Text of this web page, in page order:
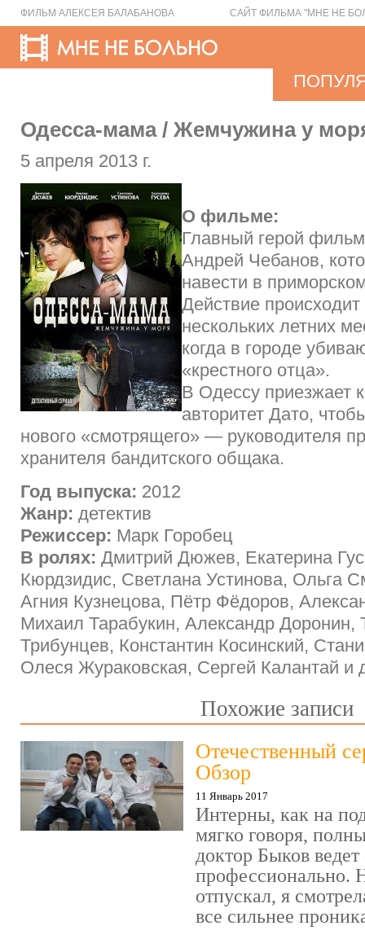
ФИЛЬМ АЛЕКСЕЯ БАЛАБАНОВА САЙТ ФИЛЬМА "МНЕ НЕ
Одесса-мама / Жемчужина у
5 апреля 2013 г.
О фильме:
Главный герой
Андрей Чебанов,
навести в
Действие происходит
нескольких летних
когда в городе
«крестного отца».
В Одессу приезжает
авторитет Дато,
нового «смотрящего» — руководителя
хранителя бандитского общака.
Год выпуска: 2012
Жанр: детектив
Режиссер: Марк Горобец
В ролях: Дмитрий Дюжев, Екатерина
Кюрдзидис, Светлана Устинова, Ольга
Агния Кузнецова, Пётр Фёдоров,
Михаил Тарабукин, Александр
Трибунцев, Константин Косинский,
Олеся Жураковская, Сергей Калантай и
Похожие записи
Отечественный
Обзор
11 Январь 2017
Интерны, как на
мягко говоря,
доктор Быков ведет
профессионально.
отпускал, я
все сильнее